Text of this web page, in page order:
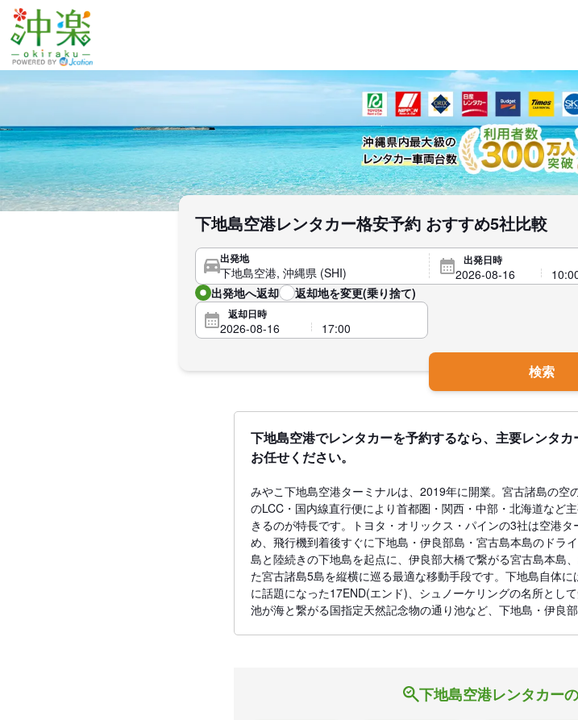
下地島空港レンタカー格安予約 おすすめ5社比較
出発地 出発日時
出発地へ返却 返却地を変更(乗り捨て)
返却日時
検索
下地島空港でレンタカーを予約するなら、主要レンタ
お任せください。
みやこ下地島空港ターミナルは、2019年に開業。宮古諸島の空
のLCC・国内線直行便により首都圏・関西・中部・北海道など
きるのが特長です。トヨタ・オリックス・パインの3社は空港
め、飛行機到着後すぐに下地島・伊良部島・宮古島本島のドラ
島と陸続きの下地島を起点に、伊良部大橋で繋がる宮古島本島
た宮古諸島5島を縦横に巡る最適な移動手段です。下地島自体
に話題になった17END(エンド)、シュノーケリングの名所とし
池が海と繋がる国指定天然記念物の通り池など、下地島・伊良
下地島空港レンタカー